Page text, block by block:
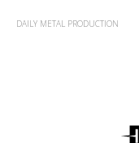
DAILY METAL PRODUCTION